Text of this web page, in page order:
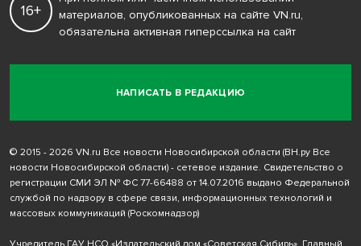
НАПИСАТЬ В РЕДАКЦИЮ
16+
материалов, опубликованных на сайте VN.ru,
обязательна активная гиперссылка на сайт
© 2015 - 2026 VN.ru Все новости Новосибирской области (ВН.ру Все
новости Новосибирской области) - сетевое издание. Свидетельство о
регистрации СМИ ЭЛ № ФС 77-66488 от 14.07.2016 выдано Федеральной
службой по надзору в сфере связи, информационных технологий и
массовых коммуникаций (Роскомнадзор)